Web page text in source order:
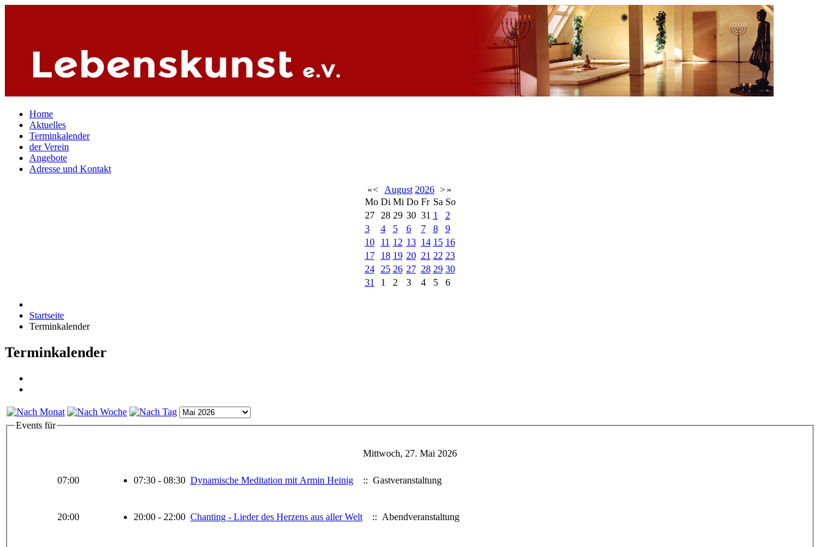
Home
Aktuelles
Terminkalender
der Verein
Angebote
Adresse und Kontakt
«< August 2026 >»
Mo Di Mi Do Fr Sa So
27
28 29 30 31 1
2
3
4 5 6 7 8
9
10
11 12 13 14 15 16
17
18 19 20 21 22 23
24
25 26 27 28 29 30
31
1 2 3 4 5 6
Startseite
Terminkalender
Terminkalender
Events für
Mittwoch, 27. Mai 2026
07:00 07:30 - 08:30 Dynamische Meditation mit Armin Heinig :: Gastveranstaltung
20:00 20:00 - 22:00 Chanting - Lieder des Herzens aus aller Welt :: Abendveranstaltung